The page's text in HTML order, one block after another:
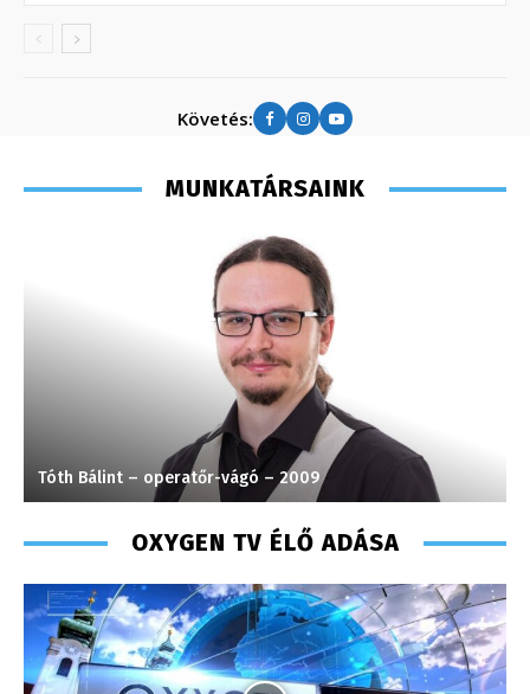
Követés:
MUNKATÁRSAINK
Tóth Bálint – operatőr-vágó – 2009
OXYGEN TV ÉLŐ ADÁSA